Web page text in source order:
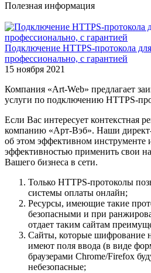
Полезная информация
Подключение HTTPS-протокола
профессионально, с гарантией
15 ноября 2021
Компания «Art-Web» предлагает
услуги по подключению HTTPS-
Если Вас интересует контекстная
компанию «Арт-Вэб». Наши
об этом эффективном инструменте
эффективностью применить свои
Вашего бизнеса в сети.
Только HTTPS-протоколы
системы оплаты онлайн;
Ресурсы, имеющие такие
безопасными и при
отдает таким сайтам
Сайты, которые шифрование
имеют поля ввода (в виде
браузерами Chrome/Firefox
небезопасные;